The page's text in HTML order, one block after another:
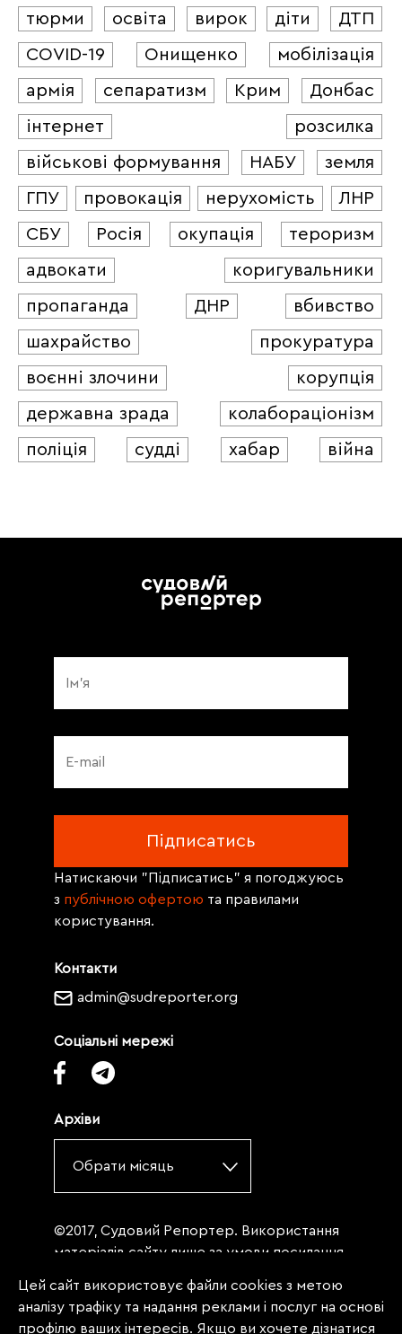
тюрми
освіта вирок діти
ДТП
COVID-19
Онищенко
мобілізація
армія
сепаратизм Крим
Донбас
інтернет
розсилка
військові формування
НАБУ
земля
ГПУ
провокація нерухомість
ЛНР
СБУ
Росія окупація
тероризм
адвокати
коригувальники
пропаганда
ДНР
вбивство
шахрайство
прокуратура
воєнні злочини
корупція
державна зрада
колабораціонізм
поліція
судді хабар війна
Контакти
admin@sudreporter.org
Соціальні мережі
Архіви
Обрати місяць
Натискаючи "Підписатись" я погоджуюсь
з публічною офертою та правилами
користування.
©2017, Судовий Репортер. Використання
матеріалів сайту лише за умови посилання
«Судовий репортер» не нижче третього
абзацу. Матеріали, щодо яких міститься
Цей сайт використовує файли cookies з метою
аналізу трафіку та надання реклами і послуг на основі
профілю ваших інтересів. Якщо ви хочете дізнатися